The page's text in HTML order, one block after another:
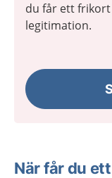
du får ett
legitimation.
När får du